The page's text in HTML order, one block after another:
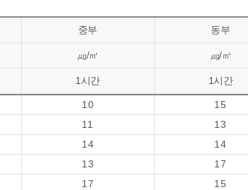
중부 동부
㎍/㎥ ㎍/㎥
1시간 1시간
10
15
11
13
14
14
13
17
17
15